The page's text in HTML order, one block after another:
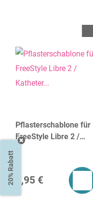
Pflasterschablone für
FreeStyle Libre 2 /
7,95 €
20% Rabatt